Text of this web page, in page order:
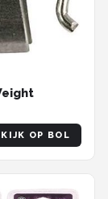
OP BOL